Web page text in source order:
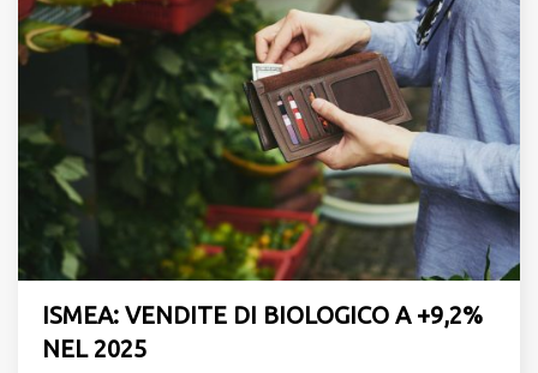
ISMEA: VENDITE DI BIOLOGICO A +9,2%
NEL 2025